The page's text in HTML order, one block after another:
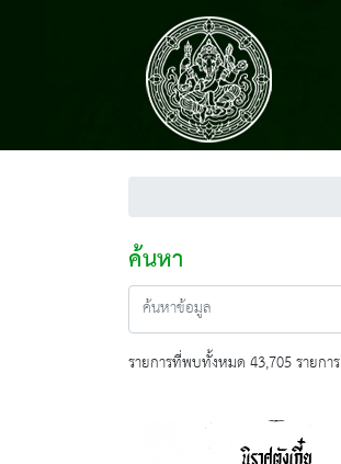
ค้นหา
รายการที่พบทั้งหมด 43,705 รายการ